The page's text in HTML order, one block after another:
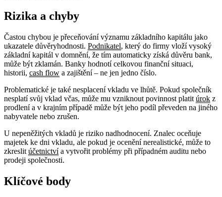
Rizika a chyby
Častou chybou je přeceňování významu základního kapitálu jako
ukazatele důvěryhodnosti. Podnikatel, který do firmy vloží vysoký
základní kapitál v domnění, že tím automaticky získá důvěru bank,
může být zklamán. Banky hodnotí celkovou finanční situaci,
historii, cash flow a zajištění – ne jen jedno číslo.
Problematické je také nesplacení vkladu ve lhůtě. Pokud společník
nesplatí svůj vklad včas, může mu vzniknout povinnost platit úrok z
prodlení a v krajním případě může být jeho podíl převeden na jiného
nabyvatele nebo zrušen.
U nepeněžitých vkladů je riziko nadhodnocení. Znalec oceňuje
majetek ke dni vkladu, ale pokud je ocenění nerealistické, může to
zkreslit účetnictvía vytvořit problémy při případném auditu nebo
prodeji společnosti.
Klíčové body